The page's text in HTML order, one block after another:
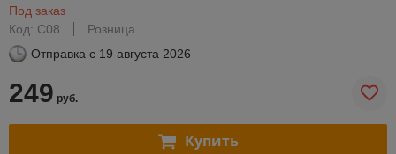
Под заказ
Код: С08
Розница
Отправка с 19 августа 2026
249 руб.
Купить